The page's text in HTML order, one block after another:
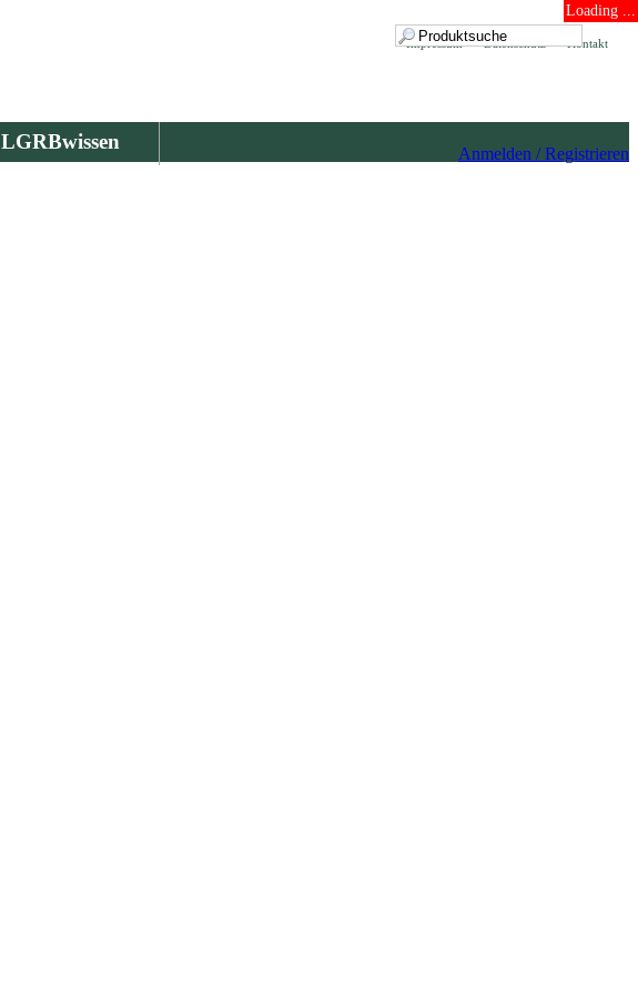
Loading ...
Kontakt
Datenschutz
Impressum
LGRBwissen
Anmelden / Registrieren